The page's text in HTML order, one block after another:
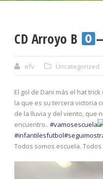
CD Arroyo B
efv Uncategorized
El gol de Dani más el hat
la que es su tercera victoria
de la lluvia y del viento, que
encuentro.. #vamosescuela
#infantilesfutbol
Todos somos escuela. Todos